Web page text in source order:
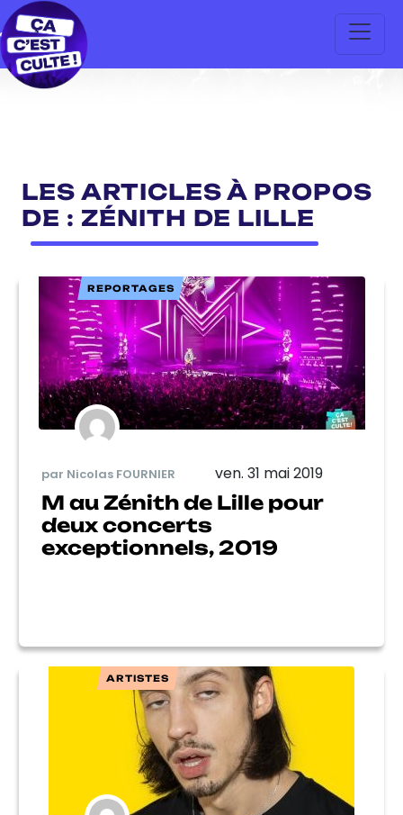
LES ARTICLES À PROPOS
DE : ZÉNITH DE LILLE
REPORTAGES
par Nicolas FOURNIER ven. 31 mai 2019
M au Zénith de Lille pour
deux concerts
exceptionnels, 2019
ARTISTES